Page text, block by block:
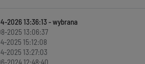
2026 13:36:13
2025 13:06:37
2025 15:12:08
2025 13:27:03
2024 12:48:40